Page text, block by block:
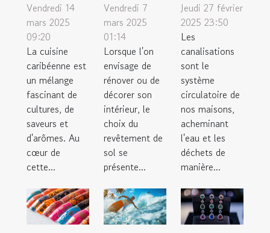
Vendredi 14
mars 2025
09:20
La cuisine
caribéenne est
un mélange
fascinant de
cultures, de
saveurs et
d'arômes. Au
cœur de
cette...
Vendredi 7
mars 2025
01:14
Lorsque l'on
envisage de
rénover ou de
décorer son
intérieur, le
choix du
revêtement de
sol se
présente...
Jeudi 27 février
2025 23:50
Les
canalisations
sont le
système
circulatoire de
nos maisons,
acheminant
l'eau et les
déchets de
manière...